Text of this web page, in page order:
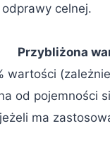
celnej.
Przybliżona
wartości
od pojemności
ma